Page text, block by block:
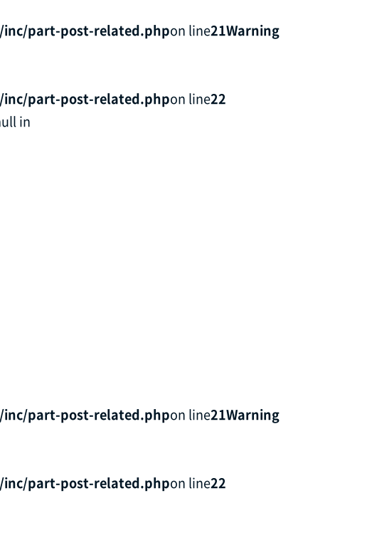
part-post-related.phpon line21Warning
part-post-related.phpon line22
in
part-post-related.phpon line21Warning
part-post-related.phpon line22